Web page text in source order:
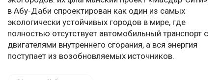
в Абу-Даби спроектирован как один из самых
экологически устойчивых городов в мире, где
полностью отсутствует автомобильный транспорт с
двигателями внутреннего сгорания, а вся энергия
поступает из возобновляемых источников.